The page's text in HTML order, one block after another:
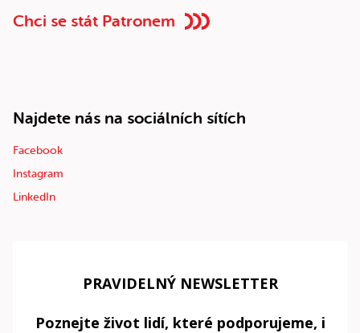
Chci se stát Patronem
Najdete nás na sociálních sítích
Facebook
Instagram
LinkedIn
PRAVIDELNÝ NEWSLETTER
Poznejte život lidí, které podporujeme, i